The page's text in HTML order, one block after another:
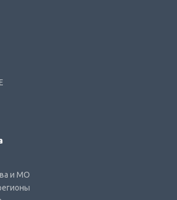
и МО